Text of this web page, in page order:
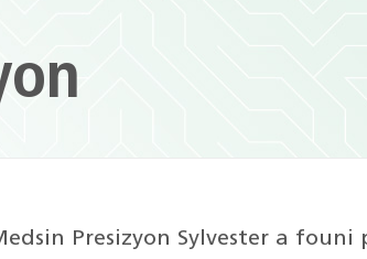
Presizyon Sylvester a